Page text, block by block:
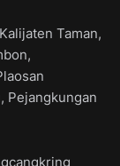
Taman,
Pejangkungan